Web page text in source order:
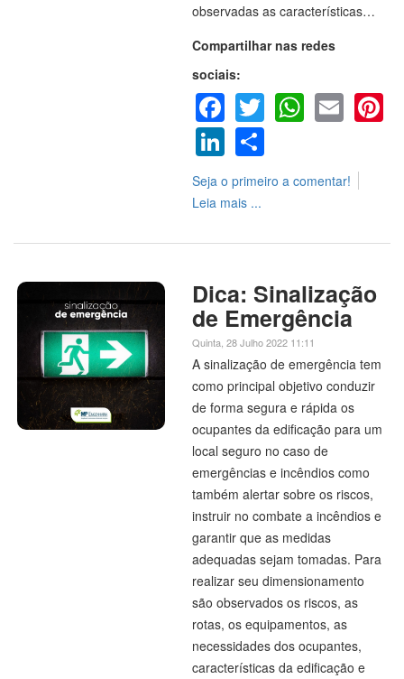
observadas as características…
Compartilhar nas redes
sociais:
Facebook
Twitter
LinkedIn
Seja o primeiro a comentar!
Leia mais ...
Dica: Sinalização
de Emergência
Quinta, 28 Julho 2022 11:11
A sinalização de emergência tem
como principal objetivo conduzir
de forma segura e rápida os
ocupantes da edificação para um
local seguro no caso de
emergências e incêndios como
também alertar sobre os riscos,
instruir no combate a incêndios e
garantir que as medidas
adequadas sejam tomadas. Para
realizar seu dimensionamento
são observados os riscos, as
rotas, os equipamentos, as
necessidades dos ocupantes,
características da edificação e